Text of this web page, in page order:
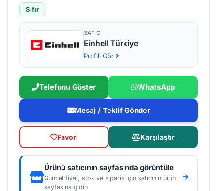
Sıfır
SATICI
Einhell Türkiye
Profili Gör
Telefonu Göster WhatsApp
Mesaj / Teklif Gönder
Favori Karşılaştır
Ürünü satıcının sayfasında görüntüle
Güncel fiyat, stok ve sipariş için satıcının ürün
sayfasına gidin